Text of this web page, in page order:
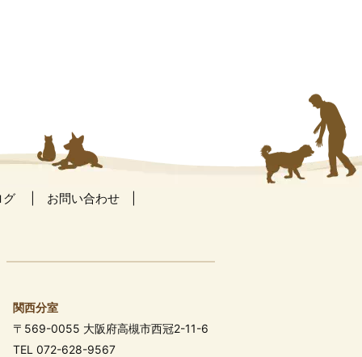
グ お問い合わせ
関西分室
〒569-0055 大阪府高槻市西冠2-11-6
TEL 072-628-9567